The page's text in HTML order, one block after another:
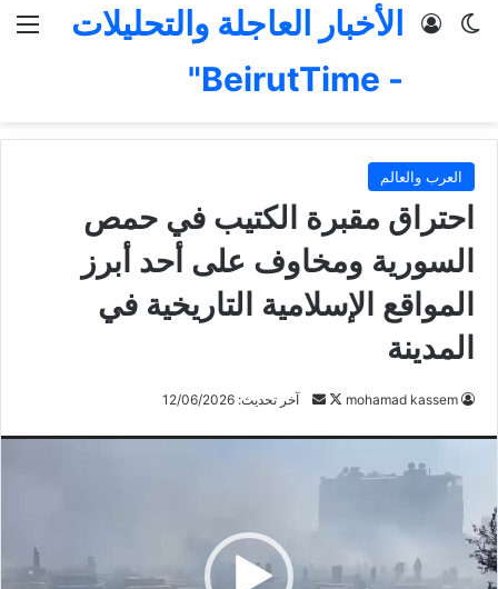
الأخبار العاجلة والتحليلات
- BeirutTime"
الوضع المظلم
تسجيل الدخول
العرب والعالم
احتراق مقبرة الكتيب في حمص
السورية ومخاوف على أحد أبرز
المواقع الإسلامية التاريخية في
المدينة
mohamad kassem
تابعأرسلآخر تحديث: 12/06/2026
مشغل